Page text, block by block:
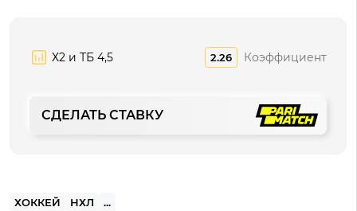
Х2 и ТБ 4,5 2.26 Коэффициент
СДЕЛАТЬ СТАВКУ
ХОККЕЙ НХЛ ...